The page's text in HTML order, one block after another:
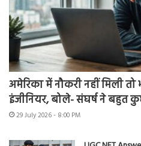
अमेरिका में नौकरी नहीं मिली
इंजीनियर, बोले- संघर्ष ने बहुत
29 July 2026 - 8:00 PM